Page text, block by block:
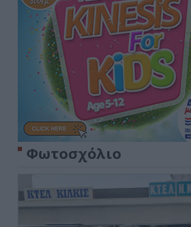
Φωτοσχόλιο